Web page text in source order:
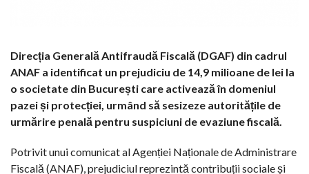
Direcția Generală Antifraudă Fiscală (DGAF) din cadrul
ANAF a identificat un prejudiciu de 14,9 milioane de lei la
o societate din București care activează în domeniul
pazei și protecției, urmând să sesizeze autoritățile de
urmărire penală pentru suspiciuni de evaziune fiscală.
Potrivit unui comunicat al Agenției Naționale de Administrare
Fiscală (ANAF), prejudiciul reprezintă contribuții sociale și